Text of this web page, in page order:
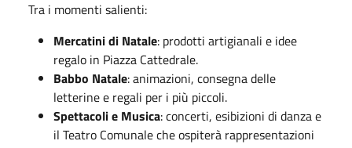
Tra i momenti salienti:
Mercatini di Natale: prodotti artigianali e idee
regalo in Piazza Cattedrale.
Babbo Natale: animazioni, consegna delle
letterine e regali per i più piccoli.
Spettacoli e Musica: concerti, esibizioni di danza e
il Teatro Comunale che ospiterà rappresentazioni